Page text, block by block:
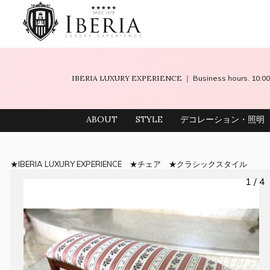
IBERIA LUXURY EXPERIENCE ｜ Business hours.
ABOUT STYLE デコレーション・照明
IBERIA LUXURY EXPERIENCE チェア クラシックスタイル
1 / 4